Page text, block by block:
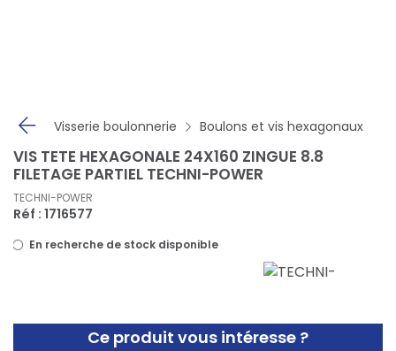
Visserie boulonnerie Boulons et vis hexagonaux
Ce produit vous intéresse ?
VIS TETE HEXAGONALE 24X160 ZINGUE 8.8
FILETAGE PARTIEL TECHNI-POWER
TECHNI-POWER
Réf : 1716577
En recherche de stock disponible